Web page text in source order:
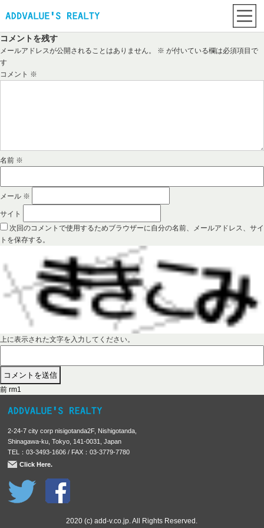
コメントを残す
メールアドレスが公開されることはありません。 ※ が付いている欄は必須項目で
す
コメント ※
名前 ※
メール ※
サイト
次回のコメントで使用するためブラウザーに自分の名前、メールアドレス、サイ
トを保存する。
上に表示された文字を入力してください。
投
稿
ビ
ゲ
ー
シ
ョ
前 前
投
:
rm1
2-24-7 city corp nisigotanda2F, Nishigotanda,
Shinagawa-ku, Tokyo, 141-0031, Japan
TEL：03-3493-1606 / FAX：03-3779-7780
Click Here.
2020 (c) add-v.co.jp. All Rights Reserved.